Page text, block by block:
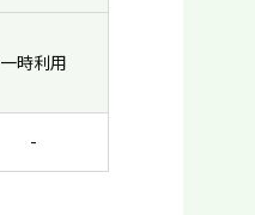
一時利用
-